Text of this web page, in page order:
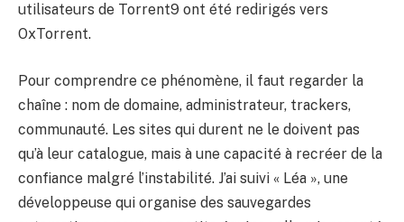
utilisateurs de Torrent9 ont été redirigés vers
OxTorrent.
Pour comprendre ce phénomène, il faut regarder la
chaîne : nom de domaine, administrateur, trackers,
communauté. Les sites qui durent ne le doivent pas
qu’à leur catalogue, mais à une capacité à recréer de la
confiance malgré l’instabilité. J’ai suivi « Léa », une
développeuse qui organise des sauvegardes